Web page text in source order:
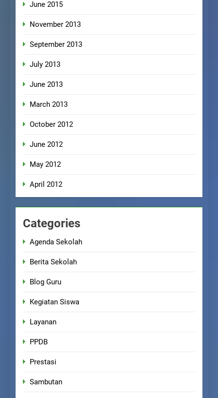
June 2015
November 2013
September 2013
July 2013
June 2013
March 2013
October 2012
June 2012
May 2012
April 2012
Categories
Agenda Sekolah
Berita Sekolah
Blog Guru
Kegiatan Siswa
Layanan
PPDB
Prestasi
Sambutan